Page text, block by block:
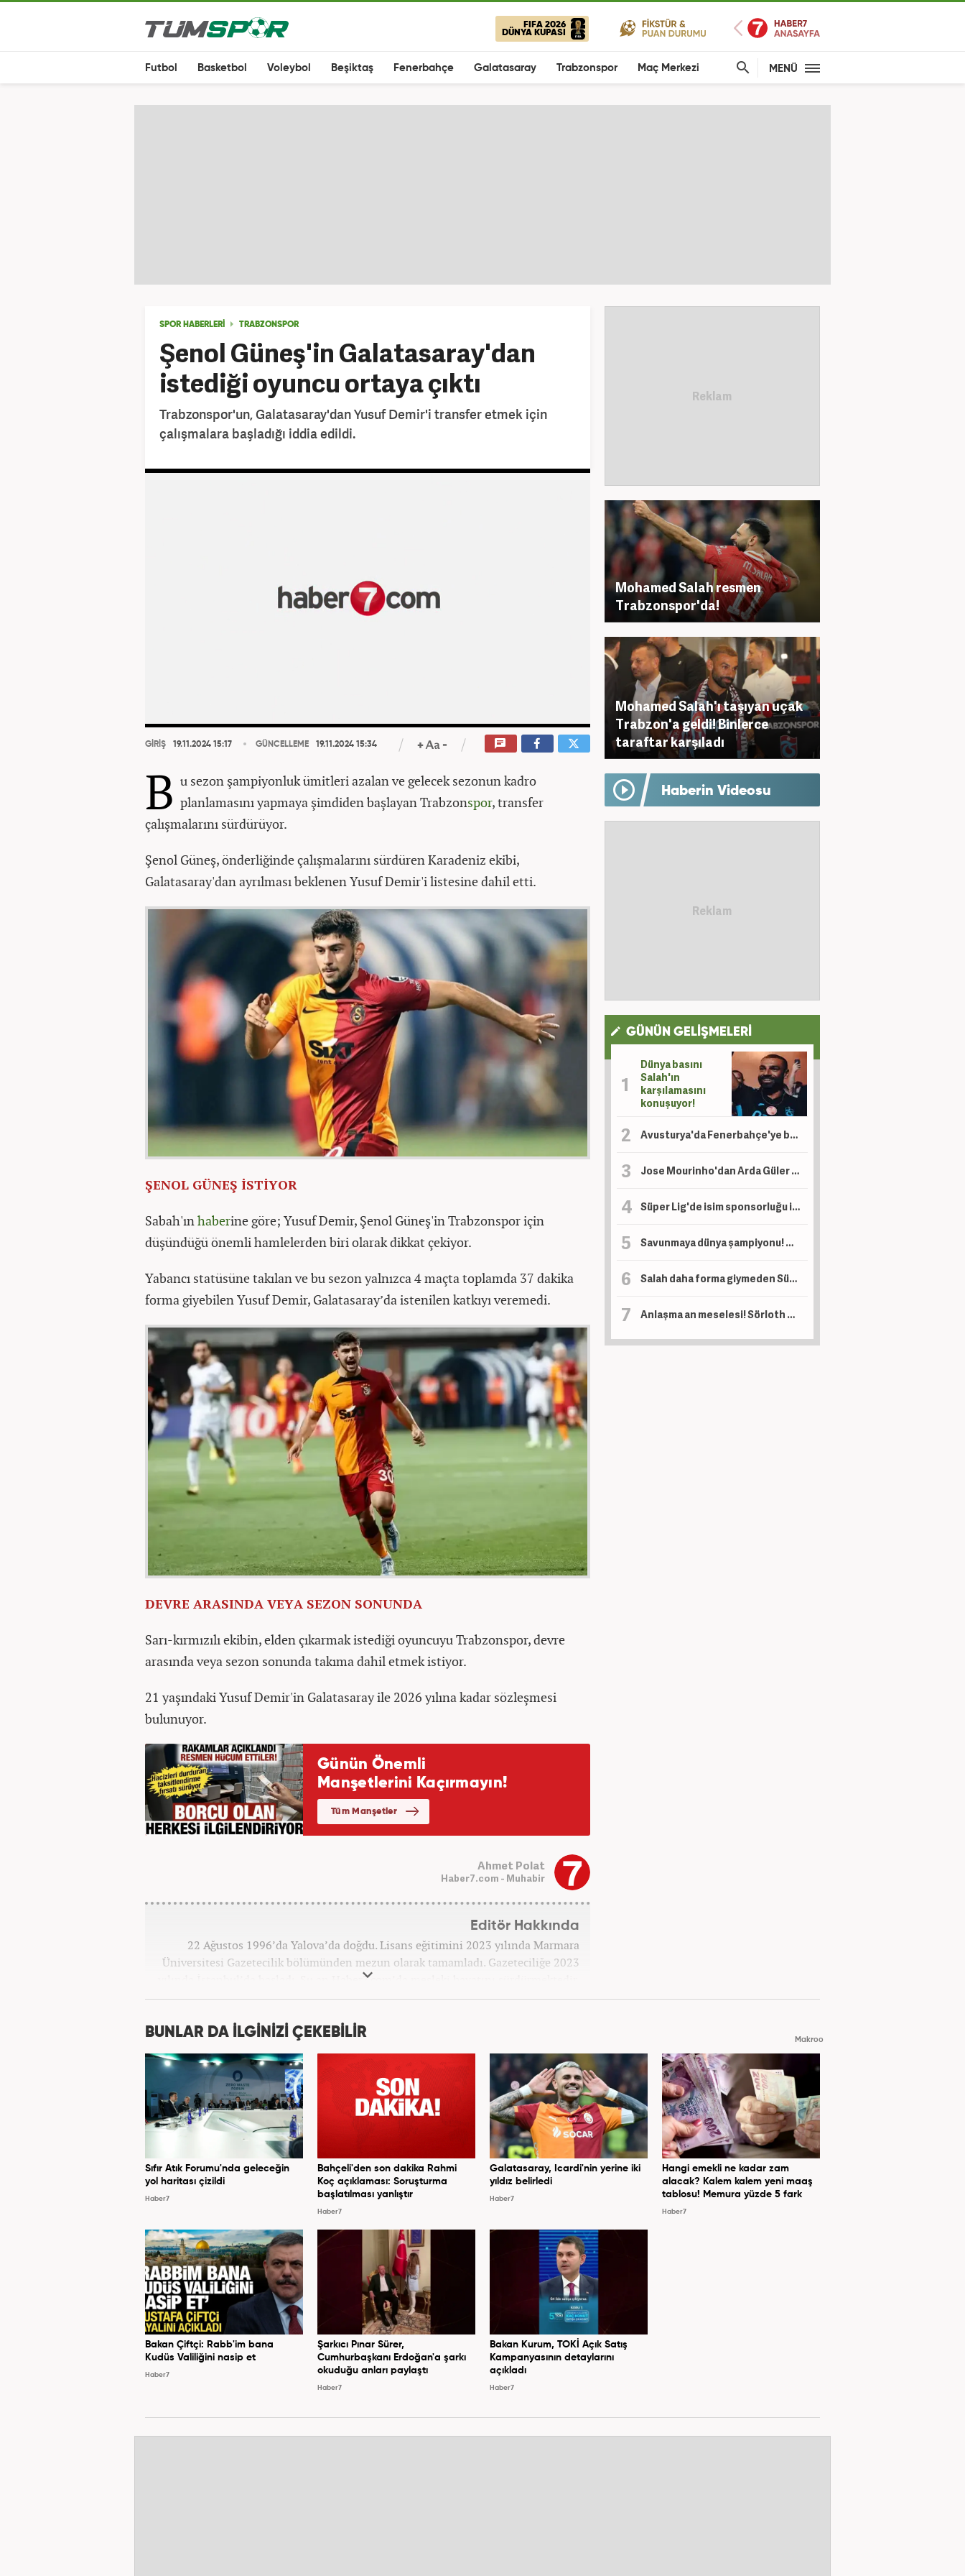
FIFA 2026
DÜNYA KUPASI
Futbol Basketbol Voleybol Beşiktaş Fenerbahçe Galatasaray Trabzonspor Maç Merkezi MENÜ
SPOR HABERLERİ TRABZONSPOR
Şenol Güneş'in Galatasaray'dan
istediği oyuncu ortaya çıktı
Trabzonspor'un, Galatasaray'dan Yusuf Demir'i transfer etmek için
çalışmalara başladığı iddia edildi.
GİRİŞ 19.11.2024 15:17 GÜNCELLEME 19.11.2024 15:34
B u sezon şampiyonluk ümitleri azalan ve gelecek sezonun kadro
planlamasını yapmaya şimdiden başlayan Trabzonspor, transfer
çalışmalarını sürdürüyor.
Şenol Güneş, önderliğinde çalışmalarını sürdüren Karadeniz ekibi,
Galatasaray'dan ayrılması beklenen Yusuf Demir'i listesine dahil etti.
ŞENOL GÜNEŞ İSTİYOR
Sabah'ınhaberine göre; Yusuf Demir, Şenol Güneş'in Trabzonspor için
düşündüğü önemli hamlelerden biri olarak dikkat çekiyor.
Yabancı statüsüne takılan ve bu sezon yalnızca 4 maçta toplamda 37 dakika
forma giyebilen Yusuf Demir, Galatasaray’da istenilen katkıyı veremedi.
DEVRE ARASINDA VEYA SEZON SONUNDA
Sarı-kırmızılı ekibin, elden çıkarmak istediği oyuncuyu Trabzonspor, devre
arasında veya sezon sonunda takıma dahil etmek istiyor.
21 yaşındaki Yusuf Demir'in Galatasaray ile 2026 yılına kadar sözleşmesi
bulunuyor.
Ahmet Polat
Haber7.com - Muhabir
Editör Hakkında
22 Ağustos 1996’da Yalova’da doğdu. Lisans eğitimini 2023 yılında Marmara
Üniversitesi Gazetecilik bölümünden mezun olarak tamamladı. Gazeteciliğe 2023
yılında İstanbul’da başladı. Şu an Haber7.com’da mesleki hayatını sürdürmektedir.
Mohamed Salah resmen
Trabzonspor'da!
Mohamed Salah'ı taşıyan uçak
Trabzon'a geldi! Binlerce
taraftar karşıladı
Haberin Videosu
GÜNÜN GELİŞMELERİ
Dünya basını
Salah'ın
karşılamasını
konuşuyor!
Avusturya'da Fenerbahçe'ye büyük övgü: Kazan gibi atmosferde şans yoktu
Jose Mourinho'dan Arda Güler isyanı! 'İzin verin'
Süper Lig'de isim sponsorluğu için flaş gelişme: 2 yıllık anlaşma
Savunmaya dünya şampiyonu! Hakan'ın takım arkadaşı için teklif
Salah daha forma giymeden Süper Lig tarihine adını yazdırdı! Osimhen'i geride bıraktı
Anlaşma an meselesi! Sörloth adım adım Süper Lig'e
BUNLAR DA İLGİNİZİ ÇEKEBİLİR Makroo
Sıfır Atık Forumu'nda geleceğin
yol haritası çizildi
Haber7
Bahçeli'den son dakika Rahmi
Koç açıklaması: Soruşturma
başlatılması yanlıştır
Haber7
Galatasaray, Icardi'nin yerine iki
yıldız belirledi
Haber7
Hangi emekli ne kadar zam
alacak? Kalem kalem yeni maaş
tablosu! Memura yüzde 5 fark
Haber7
Bakan Çiftçi: Rabb'im bana
Kudüs Valiliğini nasip et
Haber7
Şarkıcı Pınar Sürer,
Cumhurbaşkanı Erdoğan'a şarkı
okuduğu anları paylaştı
Haber7
Bakan Kurum, TOKİ Açık Satış
Kampanyasının detaylarını
açıkladı
Haber7